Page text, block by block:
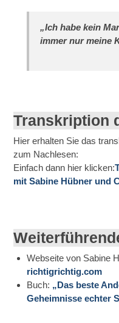
„Ich habe kein
immer nur meine
Transkription
Hier erhalten Sie das
zum Nachlesen:
Einfach dann hier klicken:
mit Sabine Hübner und
Webseite von Sabine
richtigrichtig.com
Buch: „Das beste
Geheimnisse echter